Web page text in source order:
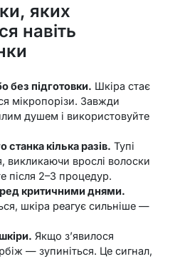
яких
навіть
без підготовки. Шкіра стає
мікропорізи. Завжди
душем і використовуйте
кілька разів. Тупі
викликаючи врослі волоски
після 2–3 процедур.
критичними днями.
шкіра реагує сильніше —
Якщо з’явилося
— зупиніться. Це сигнал,